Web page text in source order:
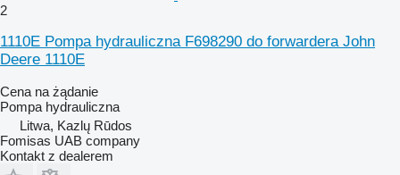
2
1110E Pompa hydrauliczna F698290 do forwardera John
Deere 1110E
Cena na żądanie
Pompa hydrauliczna
Litwa, Kazlų Rūdos
Fomisas UAB company
Kontakt z dealerem